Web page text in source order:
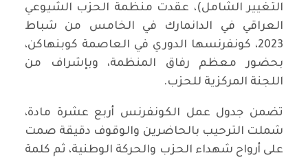
التغيير الشامل)، عقدت منظمة الحزب الشيوعي
العراقي في الدانمارك في الخامس من شباط
2023، كونفرنسها الدوري في العاصمة كوبنهاكن،
بحضور معظم رفاق المنظمة، وبإشراف من
اللجنة المركزية للحزب.
تضمن جدول عمل الكونفرنس أربع عشرة مادة،
شملت الترحيب بالحاضرين والوقوف دقيقة صمت
على أرواح شهداء الحزب والحركة الوطنية، ثم كلمة